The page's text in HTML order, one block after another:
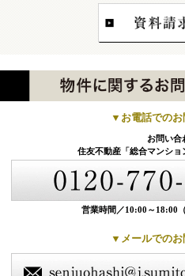
▼お電話での
お問い合
住友不動産「総合マンショ
営業時間／10:00～18:00
▼メールでの